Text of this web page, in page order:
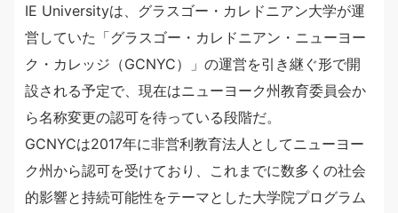
IE Universityは、グラスゴー・カレドニアン大学が運
営していた「グラスゴー・カレドニアン・ニューヨー
ク・カレッジ（GCNYC）」の運営を引き継ぐ形で開
設される予定で、現在はニューヨーク州教育委員会か
ら名称変更の認可を待っている段階だ。
GCNYCは2017年に非営利教育法人としてニューヨー
ク州から認可を受けており、これまでに数多くの社会
的影響と持続可能性をテーマとした大学院プログラム